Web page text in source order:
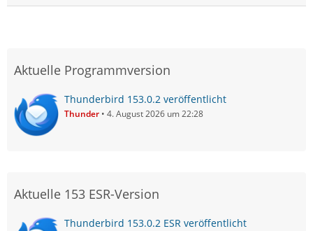
Aktuelle Programmversion
Thunderbird 153.0.2 veröffentlicht
Thunder 4. August 2026 um 22:28
Aktuelle 153 ESR-Version
Thunderbird 153.0.2 ESR veröffentlicht